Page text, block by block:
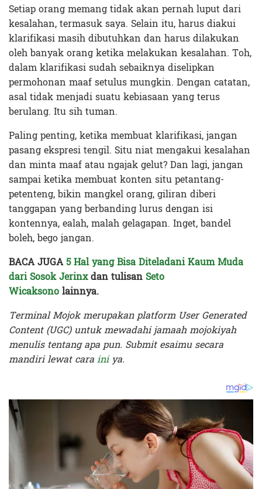
Setiap orang memang tidak akan pernah luput dari
kesalahan, termasuk saya. Selain itu, harus diakui
klarifikasi masih dibutuhkan dan harus dilakukan
oleh banyak orang ketika melakukan kesalahan. Toh,
dalam klarifikasi sudah sebaiknya diselipkan
permohonan maaf setulus mungkin. Dengan catatan,
asal tidak menjadi suatu kebiasaan yang terus
berulang. Itu sih tuman.
Paling penting, ketika membuat klarifikasi, jangan
pasang ekspresi tengil. Situ niat mengakui kesalahan
dan minta maaf atau ngajak gelut? Dan lagi, jangan
sampai ketika membuat konten situ petantang-
petenteng, bikin mangkel orang, giliran diberi
tanggapan yang berbanding lurus dengan isi
kontennya, ealah, malah gelagapan. Inget, bandel
boleh, bego jangan.
BACA JUGA5 Hal yang Bisa Diteladani Kaum Muda
dari Sosok Jerinxdan tulisan Seto
Wicaksonolainnya.
Terminal Mojok merupakan platform User Generated
Content (UGC) untuk mewadahi jamaah mojokiyah
menulis tentang apa pun. Submit esaimu secara
mandiri lewat carainiya.